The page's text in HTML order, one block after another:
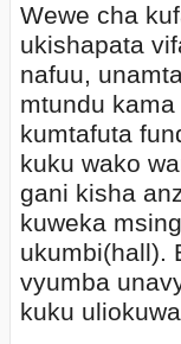
Wewe cha
ukishapata
nafuu,
mtundu
kumtafuta
kuku wako
gani kisha
kuweka
ukumbi(hall).
vyumba
kuku